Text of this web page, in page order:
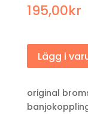
195,00kr
Lägg i
original